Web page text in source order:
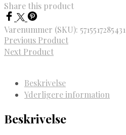
Share this product
Varenummer (SKU): 5715517285431
Previous Product
Next Product
Beskrivelse
Yderligere information
Beskrivelse